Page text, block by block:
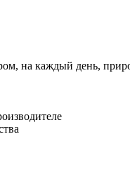
на каждый день,